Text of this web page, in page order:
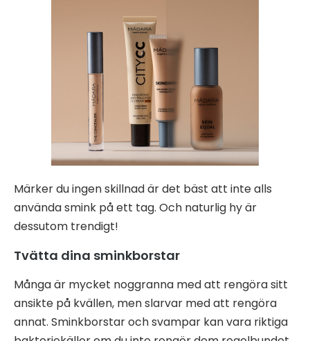
Märker du ingen skillnad är det bäst att inte alls
använda smink på ett tag. Och naturlig hy är
dessutom trendigt!
Tvätta dina sminkborstar
Många är mycket noggranna med att rengöra sitt
ansikte på kvällen, men slarvar med att rengöra
annat. Sminkborstar och svampar kan vara riktiga